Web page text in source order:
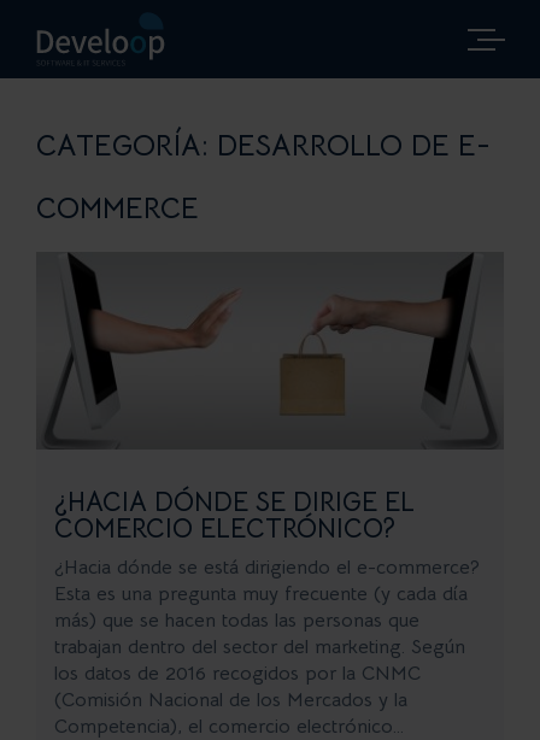
CATEGORÍA: DESARROLLO DE E-
COMMERCE
¿HACIA DÓNDE SE DIRIGE EL
COMERCIO ELECTRÓNICO?
¿Hacia dónde se está dirigiendo el e-commerce?
Esta es una pregunta muy frecuente (y cada día
más) que se hacen todas las personas que
trabajan dentro del sector del marketing. Según
los datos de 2016 recogidos por la CNMC
(Comisión Nacional de los Mercados y la
Competencia), el comercio electrónico...